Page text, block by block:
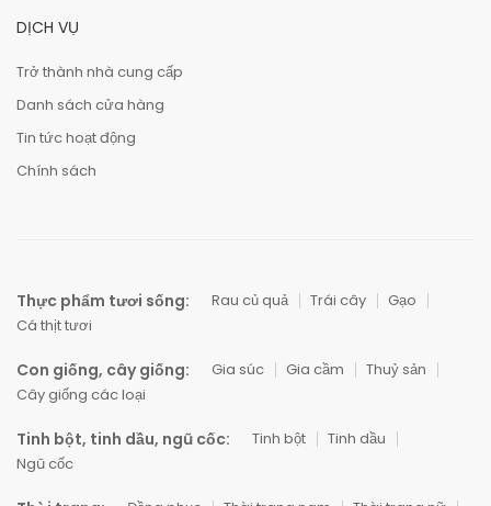
DỊCH VỤ
Trở thành nhà cung cấp
Danh sách cửa hàng
Tin tức hoạt động
Chính sách
Thực phẩm tươi sống: Rau củ quả Trái cây
Gạo
Cá thịt tươi
Con giống, cây giống: Gia súc Gia cầm
Thuỷ sản
Cây giống các loại
Tinh bột, tinh dầu, ngũ cốc: Tinh bột
Tinh dầu
Ngũ cốc